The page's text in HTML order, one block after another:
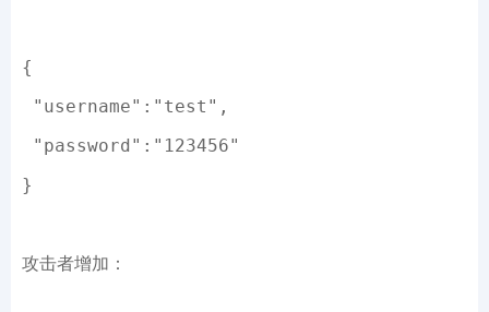
{
"username": "test" ,
"password": "123456"
}
攻击者增加：